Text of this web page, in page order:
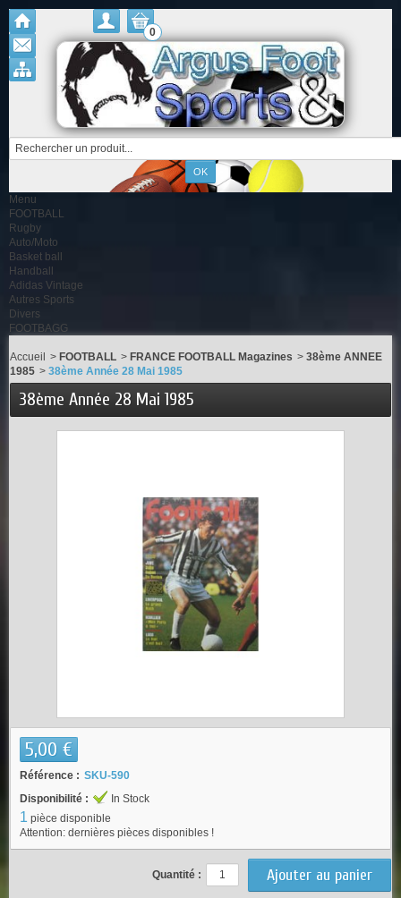
0
Menu
FOOTBALL
Rugby
Auto/Moto
Basket ball
Handball
Adidas Vintage
Autres Sports
Divers
FOOTBAGG
Accueil > FOOTBALL > FRANCE FOOTBALL Magazines > 38ème ANNEE
1985 > 38ème Année 28 Mai 1985
38ème Année 28 Mai 1985
5,00 €
Référence : SKU-590
Disponibilité :
In Stock
1 pièce disponible
Attention: dernières pièces disponibles !
Quantité :